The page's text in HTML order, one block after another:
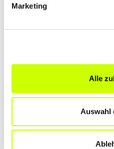
Marketing
Alle
Auswahl
Für alle, die Corona-Hilfen
September die letzten
Warum ist das wichtig für
Unterlagen sorgfältig und
erhältst.